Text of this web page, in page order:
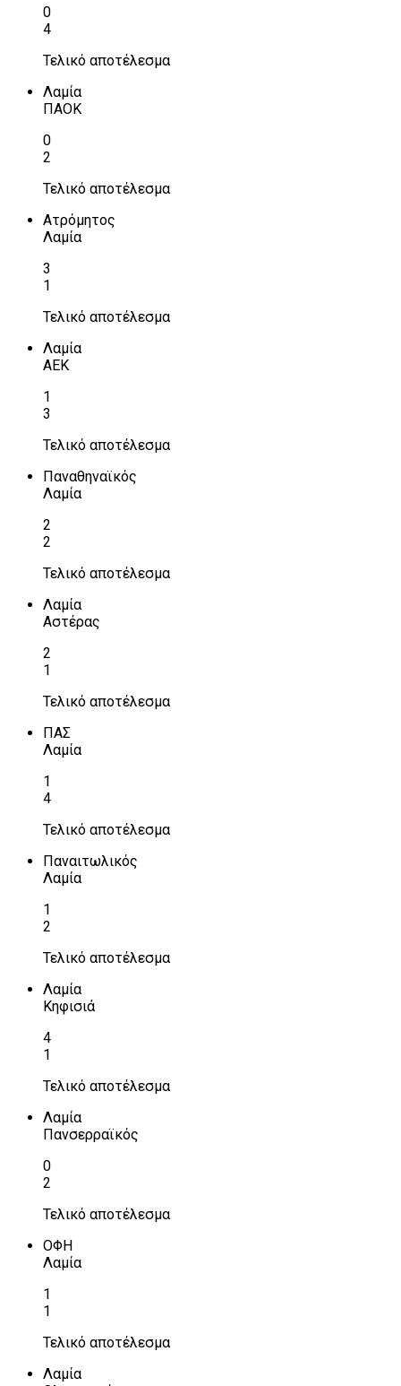
0
4
Τελικό αποτέλεσμα
Λαμία
ΠΑΟΚ
0
2
Τελικό αποτέλεσμα
Ατρόμητος
Λαμία
3
1
Τελικό αποτέλεσμα
Λαμία
ΑΕΚ
1
3
Τελικό αποτέλεσμα
Παναθηναϊκός
Λαμία
2
2
Τελικό αποτέλεσμα
Λαμία
Αστέρας
2
1
Τελικό αποτέλεσμα
ΠΑΣ
Λαμία
1
4
Τελικό αποτέλεσμα
Παναιτωλικός
Λαμία
1
2
Τελικό αποτέλεσμα
Λαμία
Κηφισιά
4
1
Τελικό αποτέλεσμα
Λαμία
Πανσερραϊκός
0
2
Τελικό αποτέλεσμα
ΟΦΗ
Λαμία
1
1
Τελικό αποτέλεσμα
Λαμία